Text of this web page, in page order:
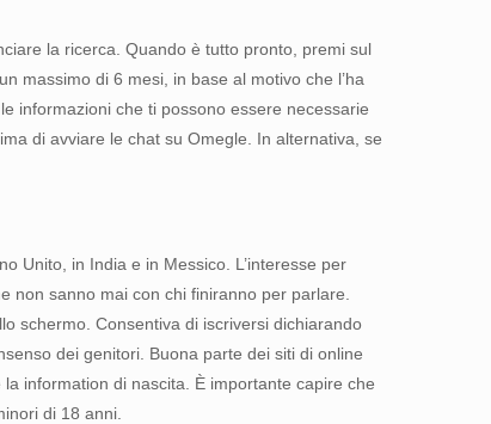
la ricerca. Quando è tutto pronto, premi sul
massimo di 6 mesi, in base al motivo che l’ha
informazioni che ti possono essere necessarie
di avviare le chat su Omegle. In alternativa, se
Unito, in India e in Messico. L’interesse per
non sanno mai con chi finiranno per parlare.
schermo. Consentiva di iscriversi dichiarando
dei genitori. Buona parte dei siti di online
information di nascita. È importante capire che
di 18 anni.